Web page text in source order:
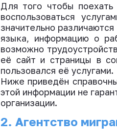
Для того чтобы поехать
воспользоваться
значительно
языка, информацию о
возможно
её сайт и страницы в
пользовался её услугами.
Ниже приведён
этой информации не
организации.
2. Агентство